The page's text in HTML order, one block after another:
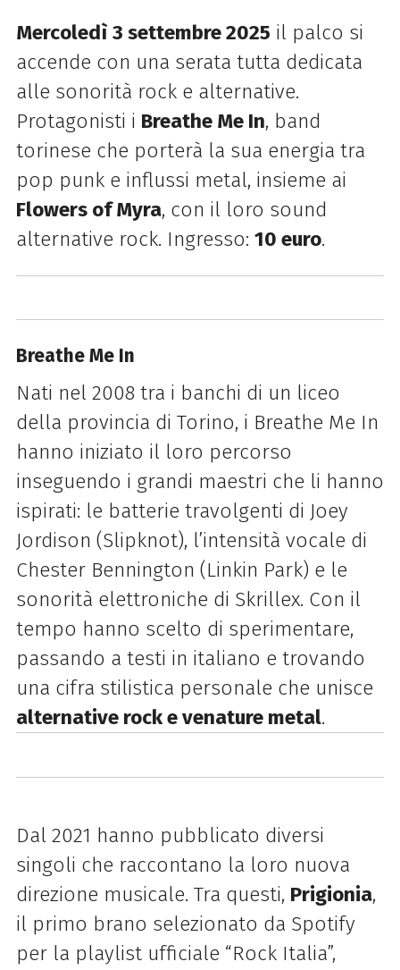
Mercoledì 3 settembre 2025 il palco si
accende con una serata tutta dedicata
alle sonorità rock e alternative.
Protagonisti i Breathe Me In, band
torinese che porterà la sua energia tra
pop punk e influssi metal, insieme ai
Flowers of Myra, con il loro sound
alternative rock. Ingresso: 10 euro.
Breathe Me In
Nati nel 2008 tra i banchi di un liceo
della provincia di Torino, i Breathe Me In
hanno iniziato il loro percorso
inseguendo i grandi maestri che li hanno
ispirati: le batterie travolgenti di Joey
Jordison (Slipknot), l’intensità vocale di
Chester Bennington (Linkin Park) e le
sonorità elettroniche di Skrillex. Con il
tempo hanno scelto di sperimentare,
passando a testi in italiano e trovando
una cifra stilistica personale che unisce
alternative rock e venature metal.
Dal 2021 hanno pubblicato diversi
singoli che raccontano la loro nuova
direzione musicale. Tra questi, Prigionia,
il primo brano selezionato da Spotify
per la playlist ufficiale “Rock Italia”,